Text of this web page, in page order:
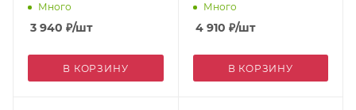
Много
3 940 ₽/шт
В КОРЗИНУ
Много
4 910 ₽/шт
В КОРЗИНУ